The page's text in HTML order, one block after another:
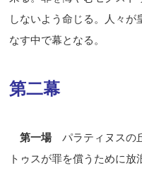
しないよう命じる。人々
なす中で幕となる。
第二幕
第一場パラティヌスの
トゥスが罪を償うために